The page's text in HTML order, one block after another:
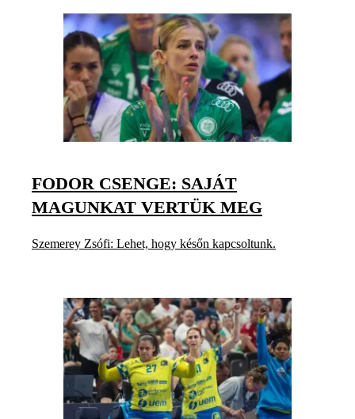
FODOR CSENGE: SAJÁT
MAGUNKAT VERTÜK MEG
Szemerey Zsófi: Lehet, hogy későn kapcsoltunk.